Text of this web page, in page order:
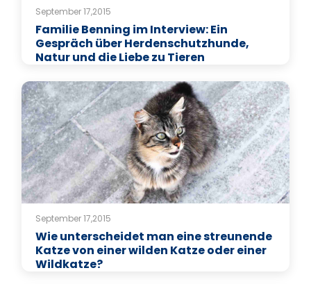
September 17,2015
Familie Benning im Interview: Ein
Gespräch über Herdenschutzhunde,
Natur und die Liebe zu Tieren
September 17,2015
Wie unterscheidet man eine streunende
Katze von einer wilden Katze oder einer
Wildkatze?